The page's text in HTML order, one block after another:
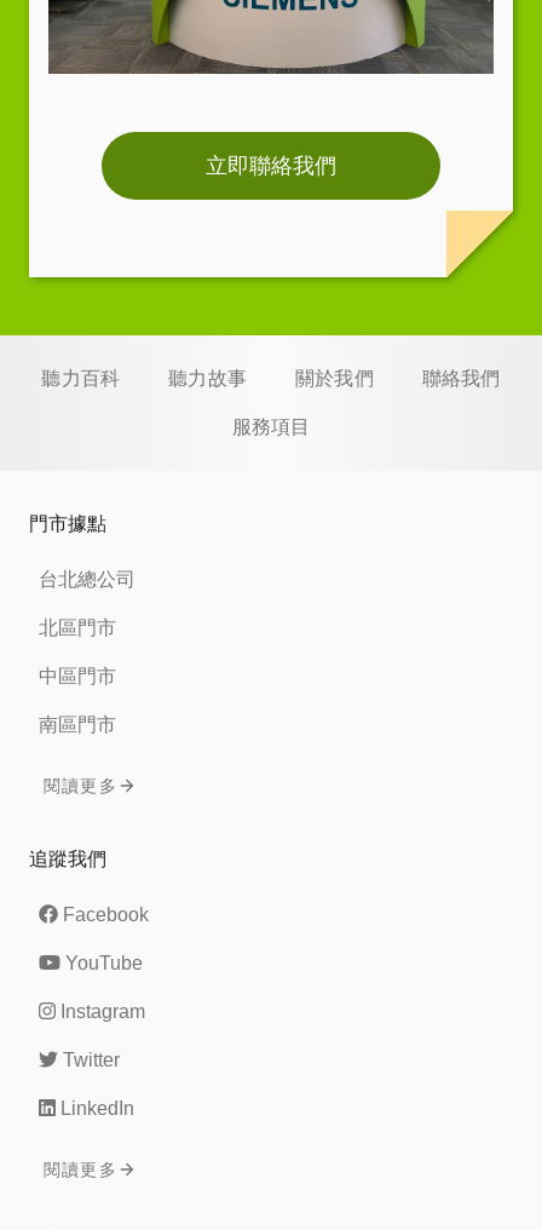
立即聯絡我們
聽力百科 聽力故事 關於我們 聯絡我們
服務項目
門市據點
台北總公司
北區門市
中區門市
南區門市
閱讀更多
追蹤我們
Facebook
YouTube
Instagram
Twitter
LinkedIn
閱讀更多